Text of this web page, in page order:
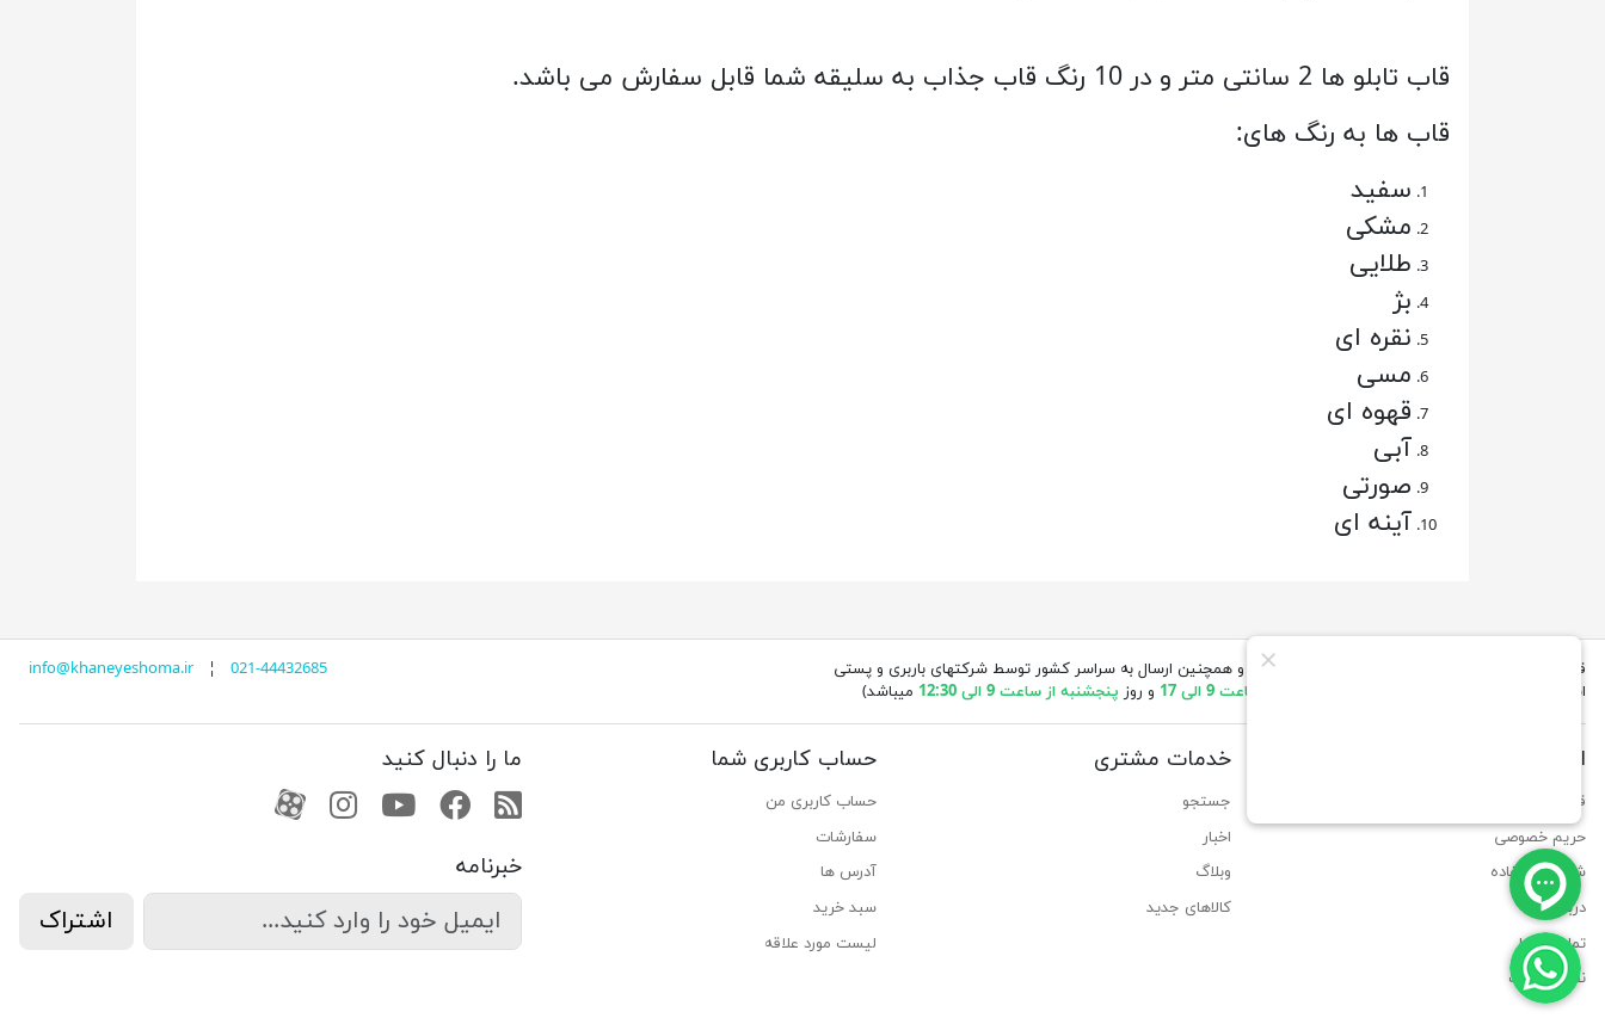
قاب تابلو ها 2 سانتی متر و در 10 رنگ قاب جذاب به سلیقه شما قابل سفارش می باشد.
قاب ها به رنگ های:
سفید
مشکی
طلایی
بژ
نقره ای
مسی
قهوه ای
آبی
صورتی
آینه ای
قیمت های درج شده در مقابل محصولات بروز میباشد و همچنین ارسال به سراسر کشور توسط شرکتهای باربری و پستی
انجام میگیرد.(ساعات کاری ما
شنبه تا چهارشنبه از ساعت 9 الی 17 و روز پنجشنبه از ساعت 9 الی 12:30 میباشد)
info@khaneyeshoma.ir¦ 021-44432685
اطلاعات
قوانین مربوط به لغو، برگشت و ارسال کالا
حریم خصوصی
شرایط استفاده
درباره ما
تماس با ما
نقشه سایت
خدمات مشتری
جستجو
اخبار
وبلاگ
کالاهای جدید
حساب کاربری شما
حساب کاربری من
سفارشات
آدرس ها
سبد خرید
لیست مورد علاقه
ما را دنبال کنید
RSS فیسبوکیوتیوبکانال آپارات
کانال آپارات
خبرنامه
اشتراک